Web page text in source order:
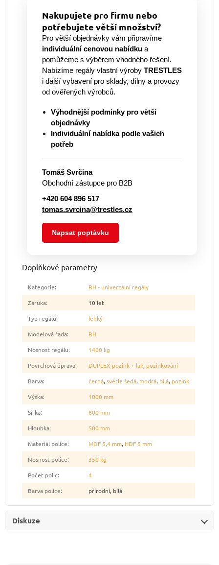
Nakupujete pro firmu nebo
potřebujete větší množství?
Pro větší objednávky vám připravíme
individuální cenovou nabídku a
pomůžeme s výběrem vhodného řešení.
Nabízíme regály vlastní výroby TRESTLES
i další vybavení pro sklady, dílny a provozy
od ověřených výrobců.
Výhodnější podmínky pro větší
objednávky
Individuální nabídka podle vašich
potřeb
Tomáš Svrčina
Obchodní zástupce pro B2B
+420 604 896 517
tomas.svrcina@trestles.cz
Napsat poptávku
Doplňkové parametry
Kategorie:
RH - univerzální regály
Záruka:
10 let
Typ regálu:
lehký
Modelová řada:
RH
Nosnost regálu:
1400 kg
Povrchová úprava: DUPLEX pozink + lak, pozinkování
Barva: černá, světle šedá, modrá, bílá, pozink
Výška:
1000 mm
Šířka:
800 mm
Hloubka:
500 mm
Materiál police: MDF 5,4 mm, HDF 5 mm
Nosnost police:
350 kg
Počet polic:
4
Barva police: přírodní, bílá
Diskuze